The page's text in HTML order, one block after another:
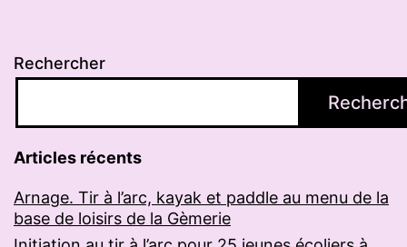
Rechercher
Articles récents
Arnage. Tir à l’arc, kayak et paddle au menu de la
base de loisirs de la Gèmerie